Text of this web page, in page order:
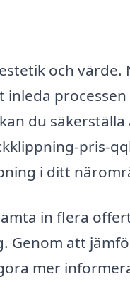
och värde.
du
pris-
i ditt
in flera
Genom att
mer